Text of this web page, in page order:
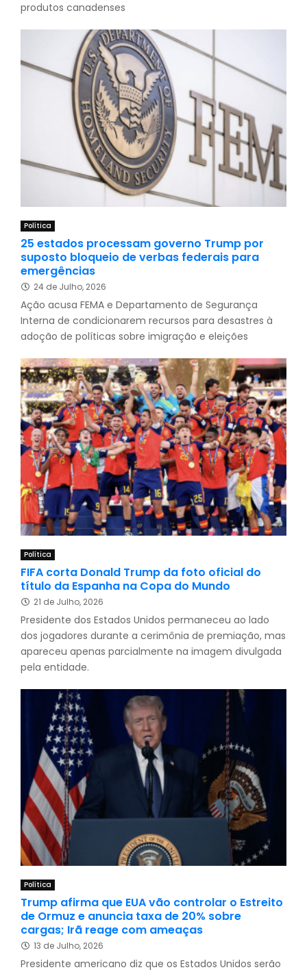
produtos canadenses
Política
25 estados processam governo Trump por
suposto bloqueio de verbas federais para
emergências
24 de Julho, 2026
Ação acusa FEMA e Departamento de Segurança
Interna de condicionarem recursos para desastres à
adoção de políticas sobre imigração e eleições
Política
FIFA corta Donald Trump da foto oficial do
título da Espanha na Copa do Mundo
21 de Julho, 2026
Presidente dos Estados Unidos permaneceu ao lado
dos jogadores durante a cerimônia de premiação, mas
apareceu apenas parcialmente na imagem divulgada
pela entidade.
Política
Trump afirma que EUA vão controlar o Estreito
de Ormuz e anuncia taxa de 20% sobre
cargas; Irã reage com ameaças
13 de Julho, 2026
Presidente americano diz que os Estados Unidos serão